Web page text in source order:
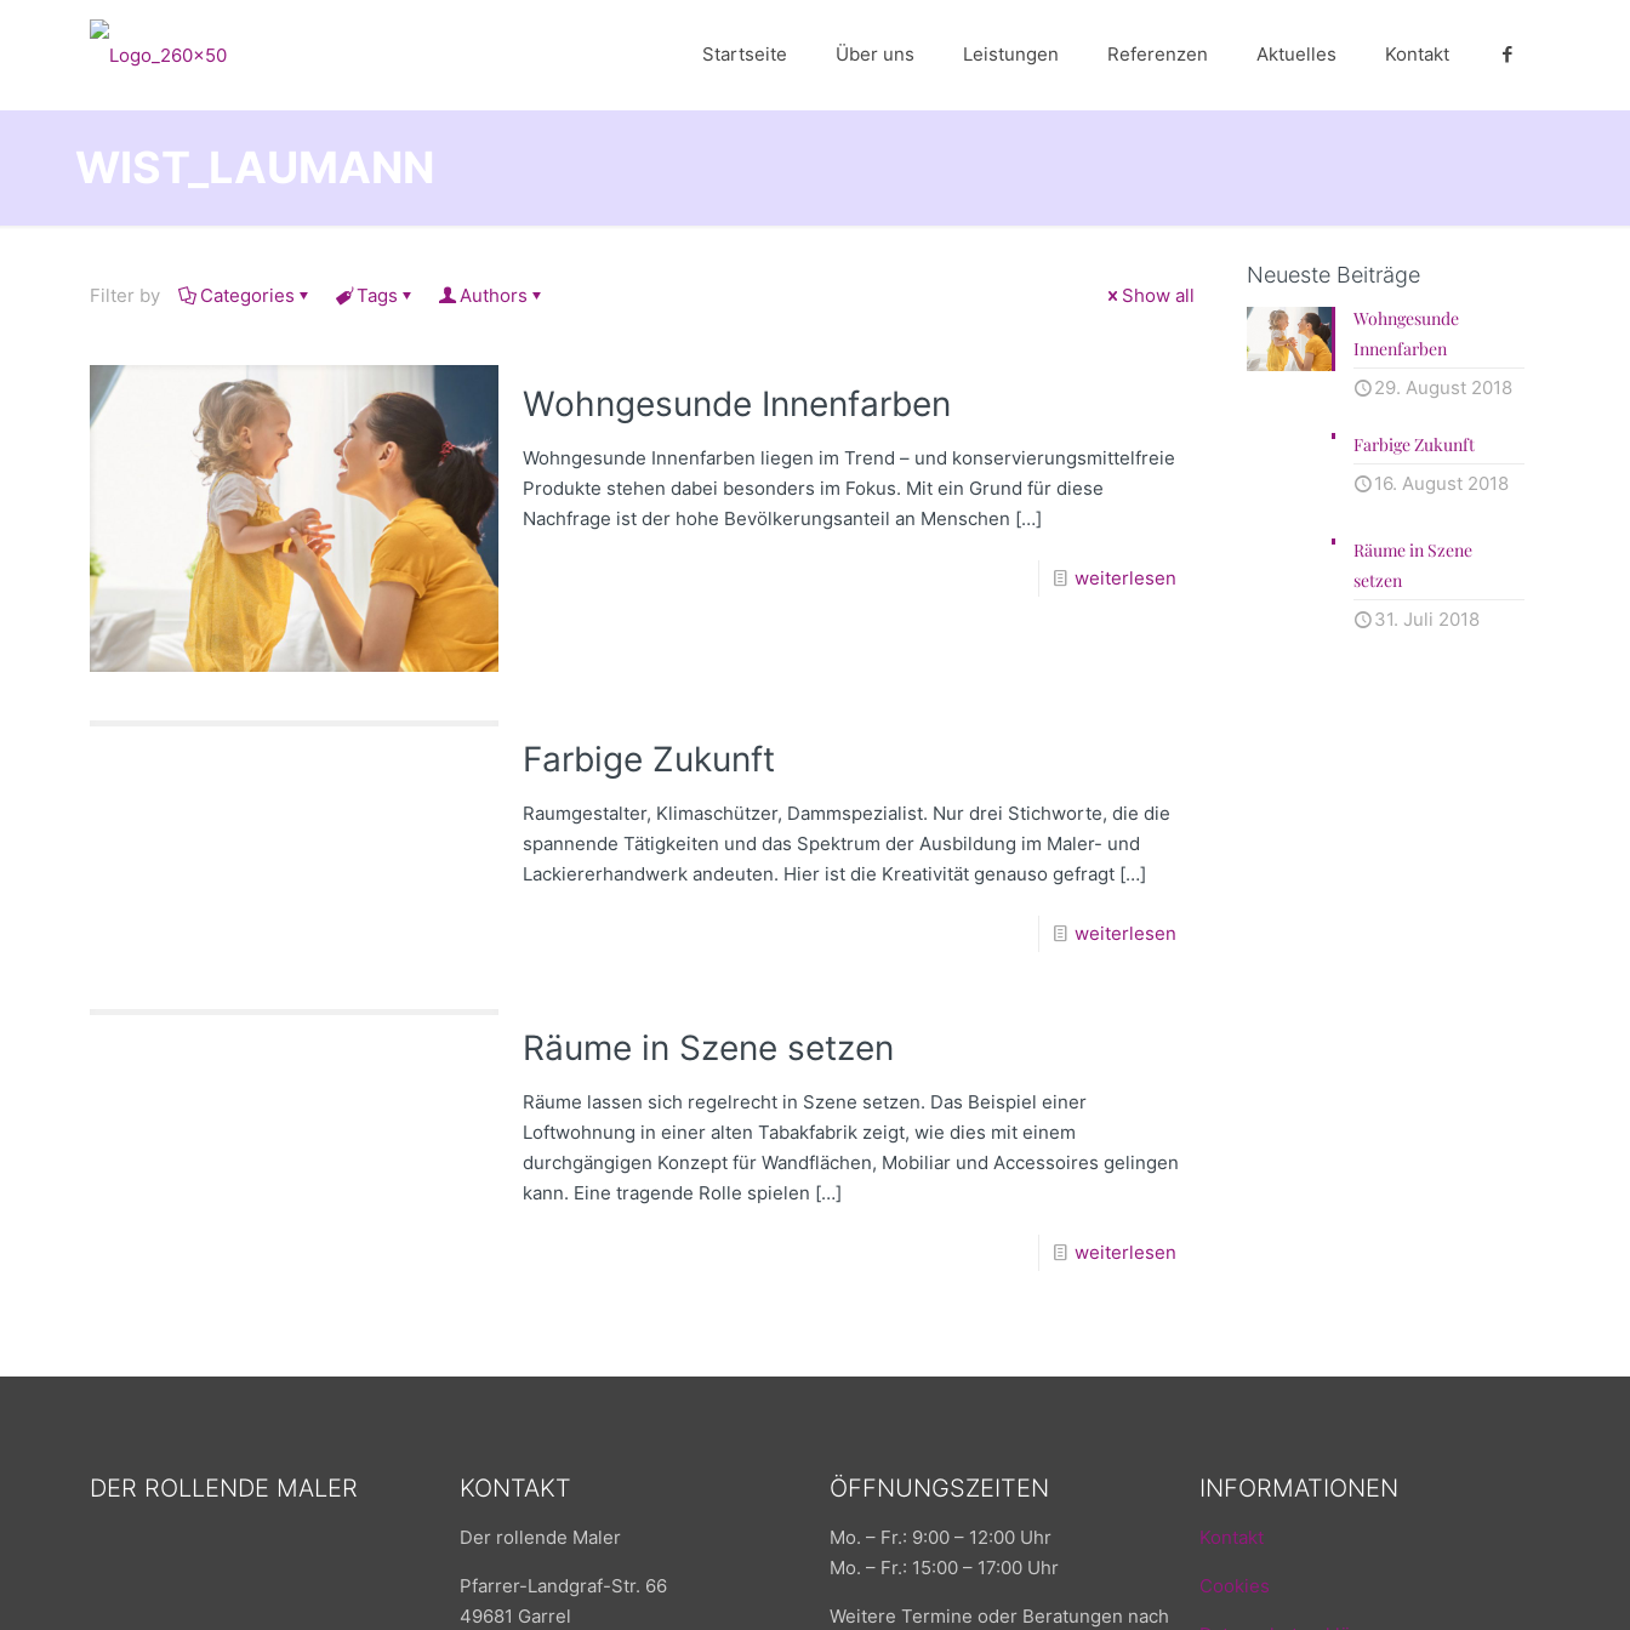
Startseite Über uns Leistungen Referenzen Aktuelles Kontakt
WIST_LAUMANN
Filter by Categories Tags Authors Show all
Wohngesunde Innenfarben
Wohngesunde Innenfarben liegen im Trend – und konservierungsmittelfreie
Produkte stehen dabei besonders im Fokus. Mit ein Grund für diese
Nachfrage ist der hohe Bevölkerungsanteil an Menschen […]
weiterlesen
Farbige Zukunft
Raumgestalter, Klimaschützer, Dammspezialist. Nur drei Stichworte, die die
spannende Tätigkeiten und das Spektrum der Ausbildung im Maler- und
Lackiererhandwerk andeuten. Hier ist die Kreativität genauso gefragt[…]
weiterlesen
Räume in Szene setzen
Räume lassen sich regelrecht in Szene setzen. Das Beispiel einer
Loftwohnung in einer alten Tabakfabrik zeigt, wie dies mit einem
durchgängigen Konzept für Wandflächen, Mobiliar und Accessoires gelingen
kann. Eine tragende Rolle spielen […]
weiterlesen
Neueste Beiträge
Wohngesunde
Innenfarben
29. August 2018
Farbige Zukunft
16. August 2018
Räume in Szene
setzen
31. Juli 2018
DER ROLLENDE MALER KONTAKT
Der rollende Maler
Pfarrer-Landgraf-Str. 66
49681 Garrel
ÖFFNUNGSZEITEN
Mo. – Fr.: 9:00 – 12:00 Uhr
Mo. – Fr.: 15:00 – 17:00 Uhr
Weitere Termine oder Beratungen nach
INFORMATIONEN
Kontakt
Cookies